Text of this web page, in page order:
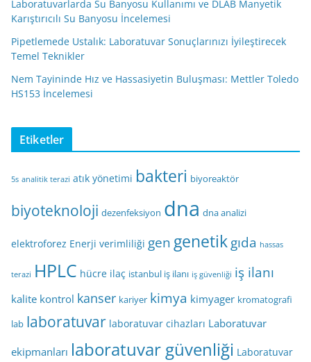
Laboratuvarlarda Su Banyosu Kullanımı ve DLAB Manyetik
Karıştırıcılı Su Banyosu İncelemesi
Pipetlemede Ustalık: Laboratuvar Sonuçlarınızı İyileştirecek
Temel Teknikler
Nem Tayininde Hız ve Hassasiyetin Buluşması: Mettler Toledo
HS153 İncelemesi
Etiketler
5s analitik terazi atık yönetimi bakteri biyoreaktör
biyoteknoloji dezenfeksiyon dna dna analizi
elektroforez Enerji verimliliği gen genetikgıda hassas
terazi HPLC hücre ilaç istanbul iş ilanı iş güvenliği iş ilanı
kalite kontrol kanser kariyer kimya kimyager kromatografi
lab laboratuvar laboratuvar cihazları Laboratuvar
ekipmanları laboratuvar güvenliği Laboratuvar